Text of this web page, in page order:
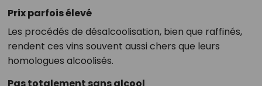
Prix parfois élevé
Les procédés de désalcoolisation, bien que raffinés,
rendent ces vins souvent aussi chers que leurs
homologues alcoolisés.
Pas totalement sans alcool